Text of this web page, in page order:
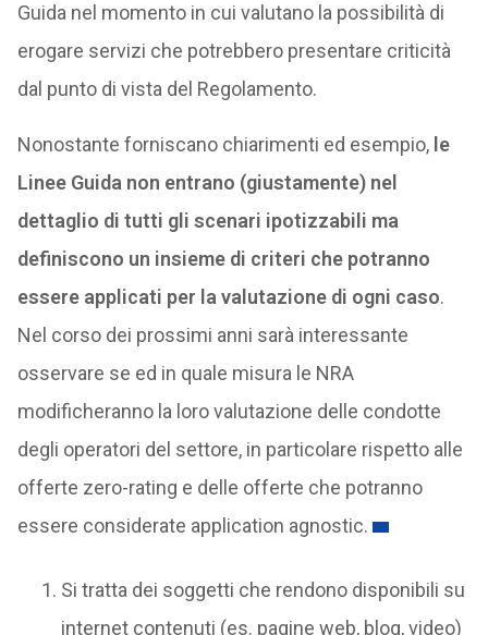
Guida nel momento in cui valutano la possibilità di
erogare servizi che potrebbero presentare criticità
dal punto di vista del Regolamento.
Nonostante forniscano chiarimenti ed esempio, le
Linee Guida non entrano (giustamente) nel
dettaglio di tutti gli scenari ipotizzabili ma
definiscono un insieme di criteri che potranno
essere applicati per la valutazione di ogni caso.
Nel corso dei prossimi anni sarà interessante
osservare se ed in quale misura le NRA
modificheranno la loro valutazione delle condotte
degli operatori del settore, in particolare rispetto alle
offerte zero-rating e delle offerte che potranno
essere considerate application agnostic.
Si tratta dei soggetti che rendono disponibili su
internet contenuti (es. pagine web, blog, video)